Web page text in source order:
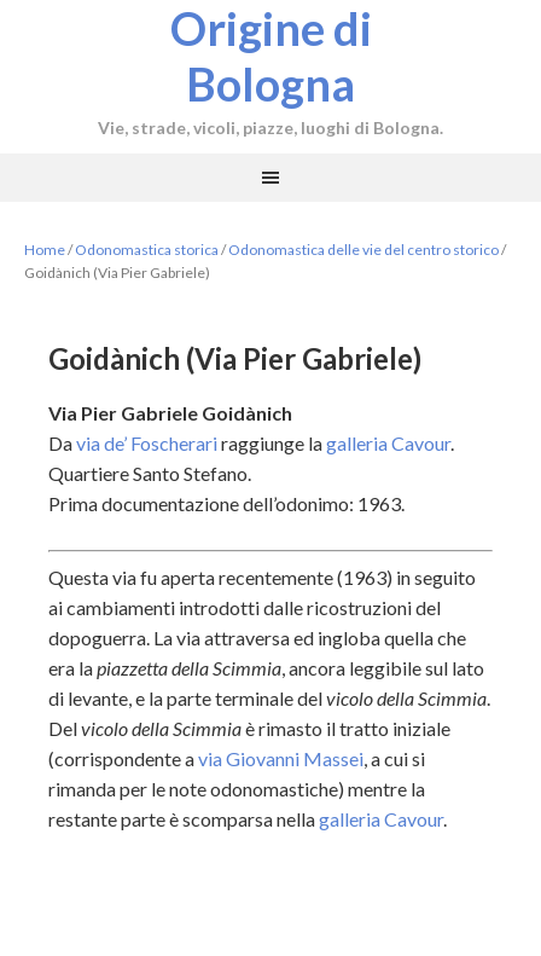
Origine di
Bologna
Vie, strade, vicoli, piazze, luoghi di Bologna.
Home/ Odonomastica storica / Odonomastica delle vie del centro storico/
Goidànich (Via Pier Gabriele)
Goidànich (Via Pier Gabriele)
Via Pier Gabriele Goidànich
Davia de’ Foscherariraggiunge lagalleria Cavour.
Quartiere Santo Stefano.
Prima documentazione dell’odonimo: 1963.
Questa via fu aperta recentemente (1963) in seguito
ai cambiamenti introdotti dalle ricostruzioni del
dopoguerra. La via attraversa ed ingloba quella che
era lapiazzetta della Scimmia,ancora leggibile sul lato
di levante, e la parte terminale delvicolo della Scimmia.
Delvicolo della Scimmiaè rimasto il tratto iniziale
(corrispondente avia Giovanni Massei, a cui si
rimanda per le note odonomastiche) mentre la
restante parte è scomparsa nellagalleria Cavour.